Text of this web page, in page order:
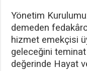
Yönetim
demeden
hizmet emekçisi
geleceğini
değerinde Hayat